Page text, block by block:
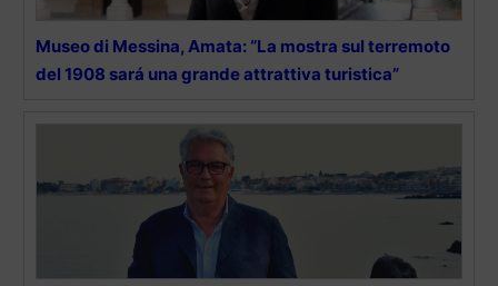
Museo di Messina, Amata: “La mostra sul terremoto
del 1908 sará una grande attrattiva turistica”